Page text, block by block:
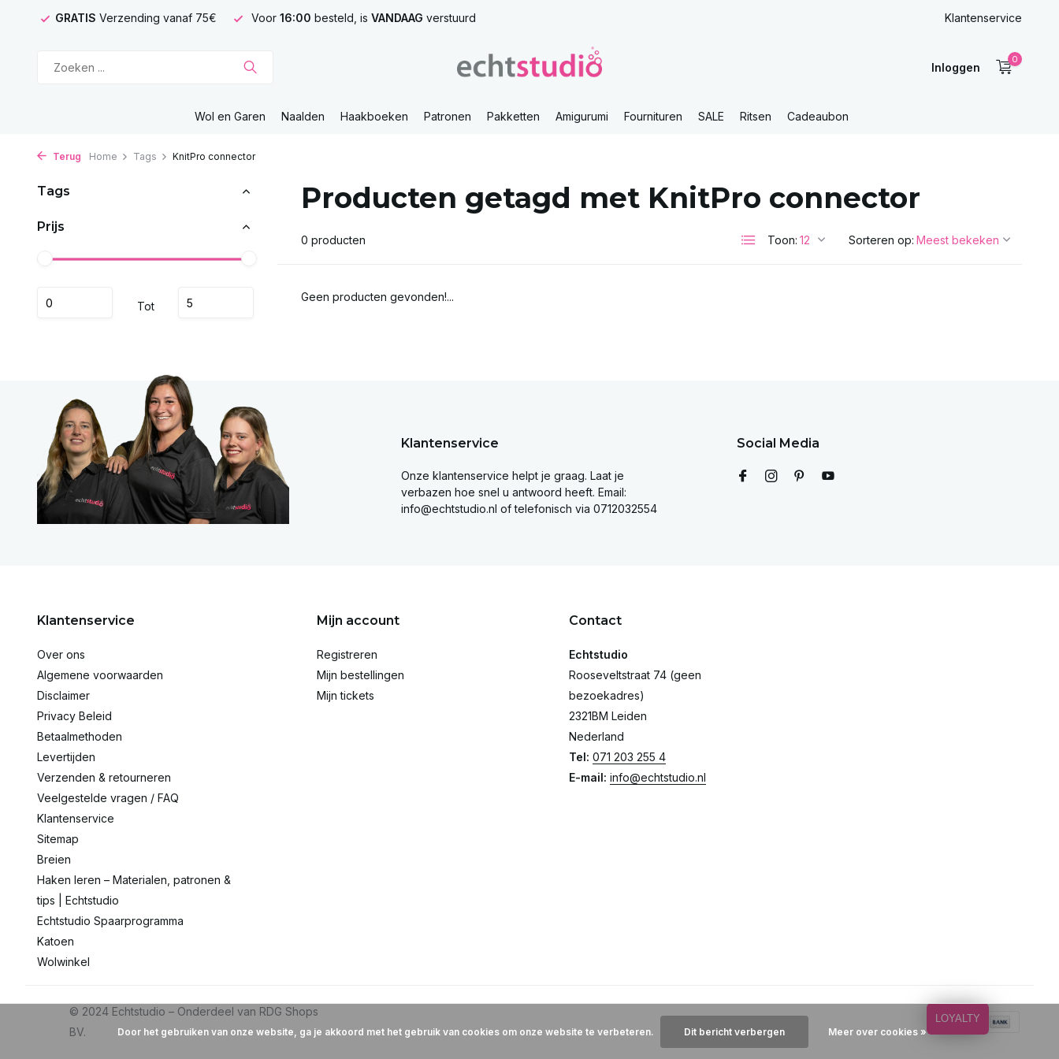
GRATIS Verzending vanaf 75€ Voor 16:00 besteld, is VANDAAG verstuurd Klantenservice
Inloggen
0
Wol en Garen Naalden Haakboeken Patronen Pakketten Amigurumi Fournituren SALE Ritsen Cadeaubon
Terug Home Tags KnitPro connector
Tags
Prijs
Tot
Producten getagd met KnitPro connector
0 producten Toon: Sorteren op:
Geen producten gevonden!...
Klantenservice
Onze klantenservice helpt je graag. Laat je
verbazen hoe snel u antwoord heeft. Email:
info@echtstudio.nl of telefonisch via 0712032554
Social Media
Klantenservice
Over ons
Algemene voorwaarden
Disclaimer
Privacy Beleid
Betaalmethoden
Levertijden
Verzenden & retourneren
Veelgestelde vragen / FAQ
Klantenservice
Sitemap
Breien
Haken leren – Materialen, patronen &
tips | Echtstudio
Echtstudio Spaarprogramma
Katoen
Wolwinkel
Mijn account
Registreren
Mijn bestellingen
Mijn tickets
Contact
Echtstudio
Rooseveltstraat 74 (geen
bezoekadres)
2321BM Leiden
Nederland
Tel: 071 203 255 4
E-mail: info@echtstudio.nl
Door het gebruiken van onze website, ga je akkoord met het gebruik van cookies om onze website te verbeteren. Dit bericht verbergen Meer over cookies »
LOYALTY